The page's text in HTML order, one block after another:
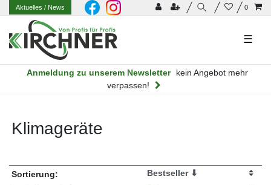
0
Aktuelles/ News
☰
Anmeldung zu unserem Newsletter
kein Angebot mehr
verpassen!
Klimageräte
Sortierung: